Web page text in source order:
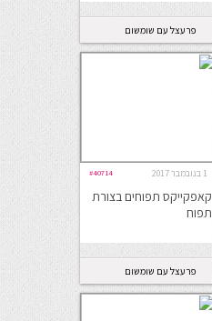
פרעצל עם שומשום
1 בנובמבר 2017 #40714
קאפקייקס תפוחים בצורת
תפוח
פרעצל עם שומשום